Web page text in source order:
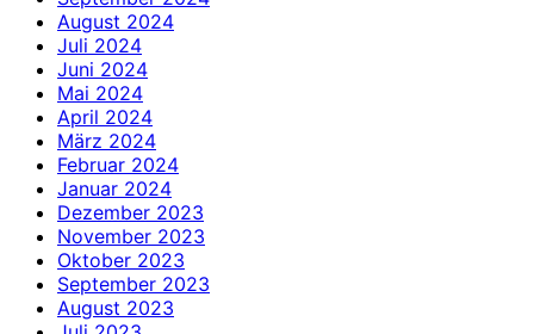
August 2024
Juli 2024
Juni 2024
Mai 2024
April 2024
März 2024
Februar 2024
Januar 2024
Dezember 2023
November 2023
Oktober 2023
September 2023
August 2023